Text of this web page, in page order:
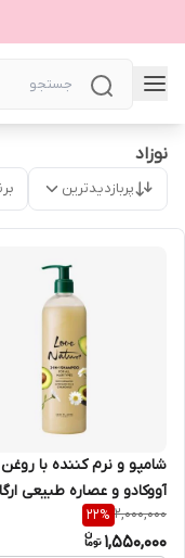
نوزاد
پربازدیدترین
شامپو و نرم کننده با روغن
آووکادو و عصاره طبیعی
مو اوریفلیم 500 میل 41362
2,000,000
22%
1,550,000